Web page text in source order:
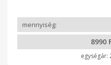
8990